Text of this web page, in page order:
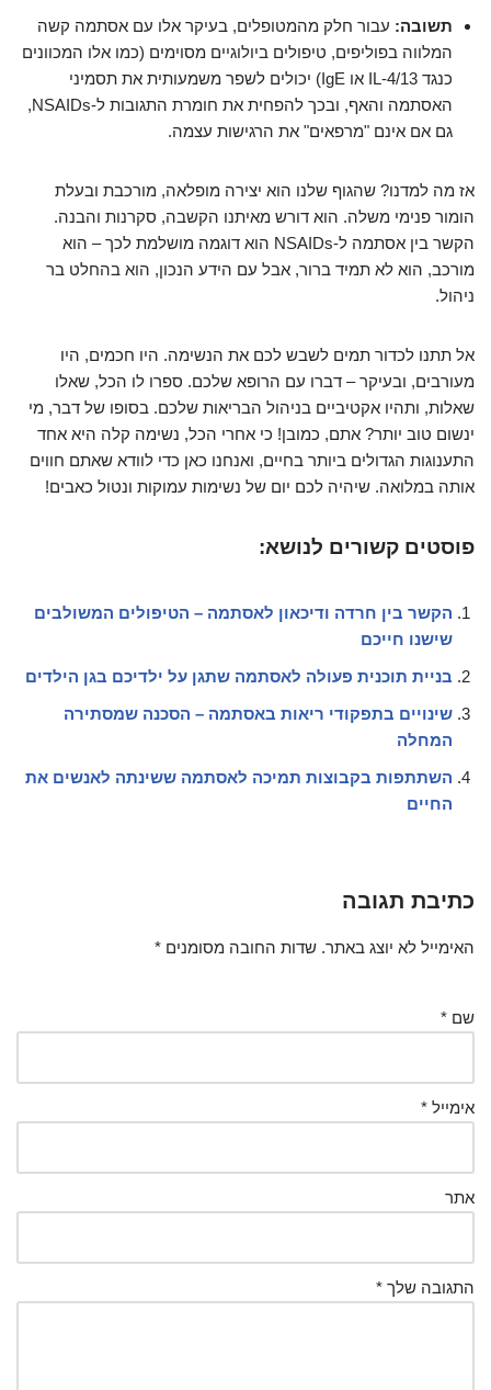
תשובה: עבור חלק מהמטופלים, בעיקר אלו עם אסתמה קשה
המלווה בפוליפים, טיפולים ביולוגיים מסוימים (כמו אלו המכוונים
כנגד IL-4/13 או IgE) יכולים לשפר משמעותית את תסמיני
האסתמה והאף, ובכך להפחית את חומרת התגובות ל-NSAIDs,
גם אם אינם "מרפאים" את הרגישות עצמה.
אז מה למדנו? שהגוף שלנו הוא יצירה מופלאה, מורכבת ובעלת
הומור פנימי משלה. הוא דורש מאיתנו הקשבה, סקרנות והבנה.
הקשר בין אסתמה ל-NSAIDs הוא דוגמה מושלמת לכך – הוא
מורכב, הוא לא תמיד ברור, אבל עם הידע הנכון, הוא בהחלט בר
ניהול.
אל תתנו לכדור תמים לשבש לכם את הנשימה. היו חכמים, היו
מעורבים, ובעיקר – דברו עם הרופא שלכם. ספרו לו הכל, שאלו
שאלות, ותהיו אקטיביים בניהול הבריאות שלכם. בסופו של דבר, מי
ינשום טוב יותר? אתם, כמובן! כי אחרי הכל, נשימה קלה היא אחד
התענוגות הגדולים ביותר בחיים, ואנחנו כאן כדי לוודא שאתם חווים
אותה במלואה. שיהיה לכם יום של נשימות עמוקות ונטול כאבים!
פוסטים קשורים לנושא:
הקשר בין חרדה ודיכאון לאסתמה – הטיפולים המשולבים
שישנו חייכם
בניית תוכנית פעולה לאסתמה שתגן על ילדיכם בגן הילדים
שינויים בתפקודי ריאות באסתמה – הסכנה שמסתירה
המחלה
השתתפות בקבוצות תמיכה לאסתמה ששינתה לאנשים את
החיים
כתיבת תגובה
האימייל לא יוצג באתר. שדות החובה מסומנים *
שם *
אימייל *
אתר
התגובה שלך *